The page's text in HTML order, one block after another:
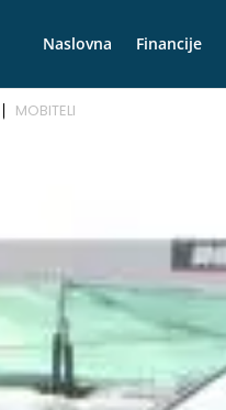
Naslovna Financije